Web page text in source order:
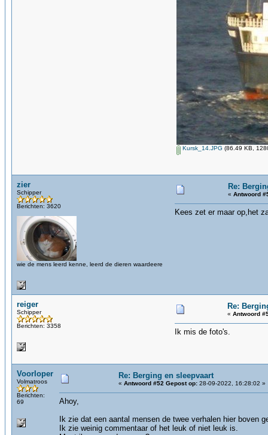
Kursk_14.JPG (86.49 KB,
zier
Schipper
Berichten: 3620
wie de mens leerd kenne, leerd de dieren waardeere
Re:
« Antwoord
Kees zet er maar op,het
reiger
Schipper
Berichten: 3358
Re:
« Antwoord
Ik mis de foto's.
Voorloper
Volmatroos
Berichten:
69
Re: Berging en sleepvaart
« Antwoord #52 Gepost op: 28-09-2022, 16:28:02 »
Ahoy,
Ik zie dat een aantal mensen de twee verhalen hier boven
Ik zie weinig commentaar of het leuk of niet leuk is.